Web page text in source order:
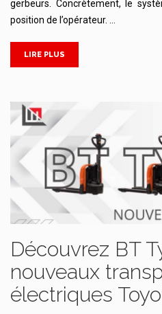
gerbeurs. Concrètement, le
position de l’opérateur. …
LIRE PLUS
Découvrez BT
nouveaux
électriques